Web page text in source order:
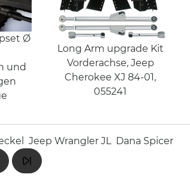
Ø
und
Long Arm upgrade Kit
Vorderachse, Jeep
Cherokee XJ 84-01,
055241
Jeep Wrangler JL Dana Spicer